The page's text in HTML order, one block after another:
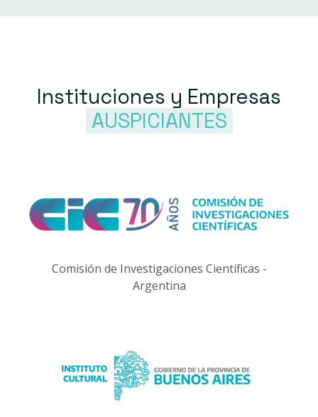
Instituciones y Empresas
AUSPICIANTES
Comisión de Investigaciones Científicas -
Argentina